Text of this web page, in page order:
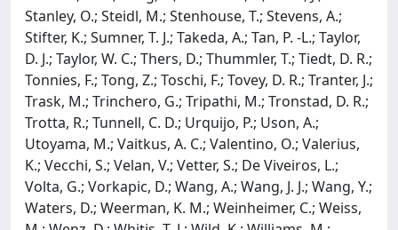
Stanley, O.; Steidl, M.; Stenhouse, T.; Stevens, A.;
Stifter, K.; Sumner, T. J.; Takeda, A.; Tan, P. -L.; Taylor,
D. J.; Taylor, W. C.; Thers, D.; Thummler, T.; Tiedt, D. R.;
Tonnies, F.; Tong, Z.; Toschi, F.; Tovey, D. R.; Tranter, J.;
Trask, M.; Trinchero, G.; Tripathi, M.; Tronstad, D. R.;
Trotta, R.; Tunnell, C. D.; Urquijo, P.; Uson, A.;
Utoyama, M.; Vaitkus, A. C.; Valentino, O.; Valerius,
K.; Vecchi, S.; Velan, V.; Vetter, S.; De Viveiros, L.;
Volta, G.; Vorkapic, D.; Wang, A.; Wang, J. J.; Wang, Y.;
Waters, D.; Weerman, K. M.; Weinheimer, C.; Weiss,